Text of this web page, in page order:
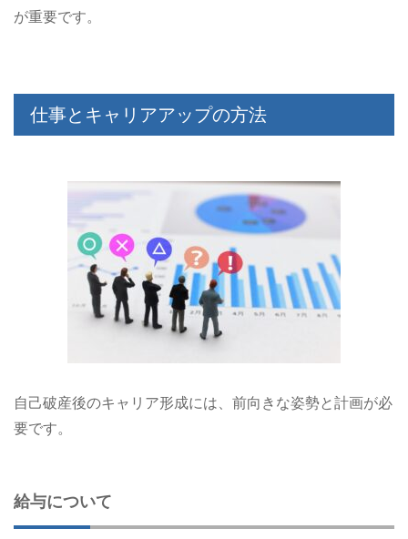
が重要です。​
仕事とキャリアアップの方法
自己破産後のキャリア形成には、前向きな姿勢と計画が必
要です。
給与について